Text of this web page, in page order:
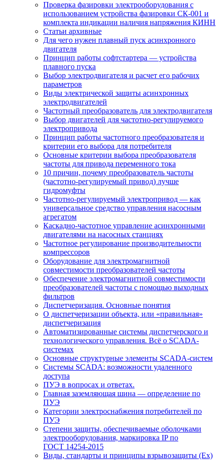
Проверка фазировки электрооборудования с
использованием устройства фазировки СК-001 и
комплекта индикации наличия напряжения КИНН
Статьи архивные
Для чего нужен плавный пуск асинхронного
двигателя
Принцип работы софтстартера — устройства
плавного пуска
Выбор электродвигателя и расчет его рабочих
параметров
Виды электрической защиты асинхронных
электродвигателей
Частотный преобразователь для электродвигателя
Выбор двигателей для частотно-регулируемого
электропривода
Принцип работы частотного преобразователя и
критерии его выбора для потребителя
Основные критерии выбора преобразователя
частоты для привода переменного тока
10 причин, почему преобразователь частоты
(частотно-регулируемый привод) лучше
гидромуфты
Частотно-регулируемый электропривод — как
универсальное средство управления насосным
агрегатом
Каскадно-частотное управление асинхронными
двигателями на насосных станциях
Частотное регулирование производительности
компрессоров
Оборудование для электромагнитной
совместимости преобразователей частоты
Обеспечение электромагнитной совместимости
преобразователей частоты с помощью выходных
фильтров
Диспетчеризация. Основные понятия
О диспетчеризации объекта, или «правильная»
диспетчеризация
Автоматизированные системы диспетчерского и
технологического управления. Всё о SCADA-
системах
Основные структурные элементы SCADA-систем
Системы SCADA: возможности удаленного
доступа
ПУЭ в вопросах и ответах.
Главная заземляющая шина — определение по
ПУЭ
Категории электроснабжения потребителей по
ПУЭ
Степени защиты, обеспечиваемые оболочками
электрооборудования, маркировка IP по
ГОСТ 14254-2015
Виды, стандарты и принципы взрывозащиты (Ex)